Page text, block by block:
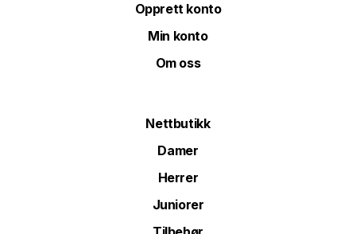
Opprett konto
Min konto
Om oss
Nettbutikk
Damer
Herrer
Juniorer